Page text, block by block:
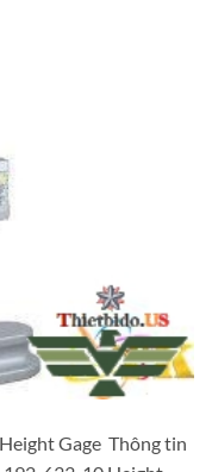
Gage Thông tin